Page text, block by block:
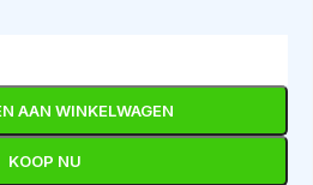
AAN WINKELWAGEN
KOOP NU